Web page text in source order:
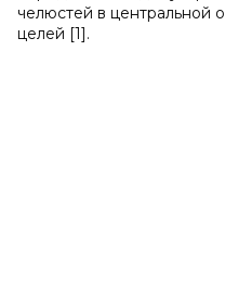
челюстей в центральной
целей [1].